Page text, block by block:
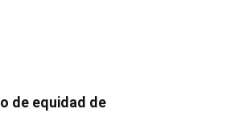
de equidad de